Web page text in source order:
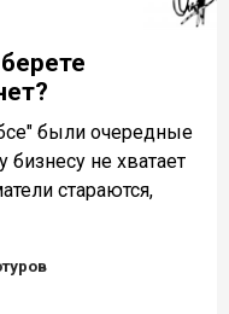
были очередные
не хватает
стараются,